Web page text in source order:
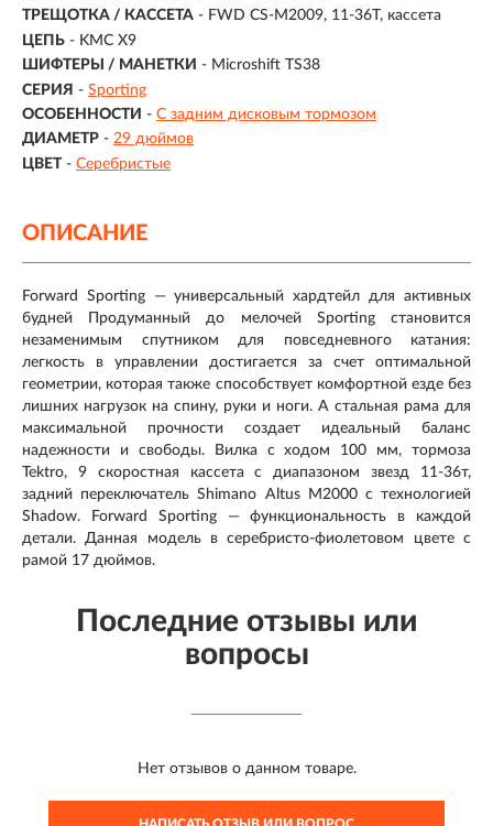
ТРЕЩОТКА / КАССЕТА - FWD CS-M2009, 11-36T, кассета
ЦЕПЬ - KMC X9
ШИФТЕРЫ / МАНЕТКИ - Microshift TS38
СЕРИЯ - Sporting
ОСОБЕННОСТИ - С задним дисковым тормозом
ДИАМЕТР - 29 дюймов
ЦВЕТ - Серебристые
ОПИСАНИЕ
Forward Sporting — универсальный хардтейл для активных
будней Продуманный до мелочей Sporting становится
незаменимым спутником для повседневного катания:
легкость в управлении достигается за счет оптимальной
геометрии, которая также способствует комфортной езде без
лишних нагрузок на спину, руки и ноги. А стальная рама для
максимальной прочности создает идеальный баланс
надежности и свободы. Вилка с ходом 100 мм, тормоза
Tektro, 9 скоростная кассета с диапазоном звезд 11-36т,
задний переключатель Shimano Altus M2000 c технологией
Shadow. Forward Sporting — функциональность в каждой
детали. Данная модель в серебристо-фиолетовом цвете с
рамой 17 дюймов.
Последние отзывы или
вопросы
Нет отзывов о данном товаре.